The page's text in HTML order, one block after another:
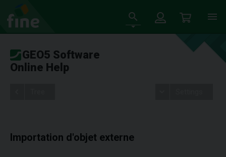
GEO5 Software
Online Help
Importation d'objet externe